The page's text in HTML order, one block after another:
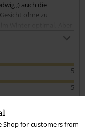
Shop for customers from
;) auch die
ohne zu
regulär.
5
5
zu weit